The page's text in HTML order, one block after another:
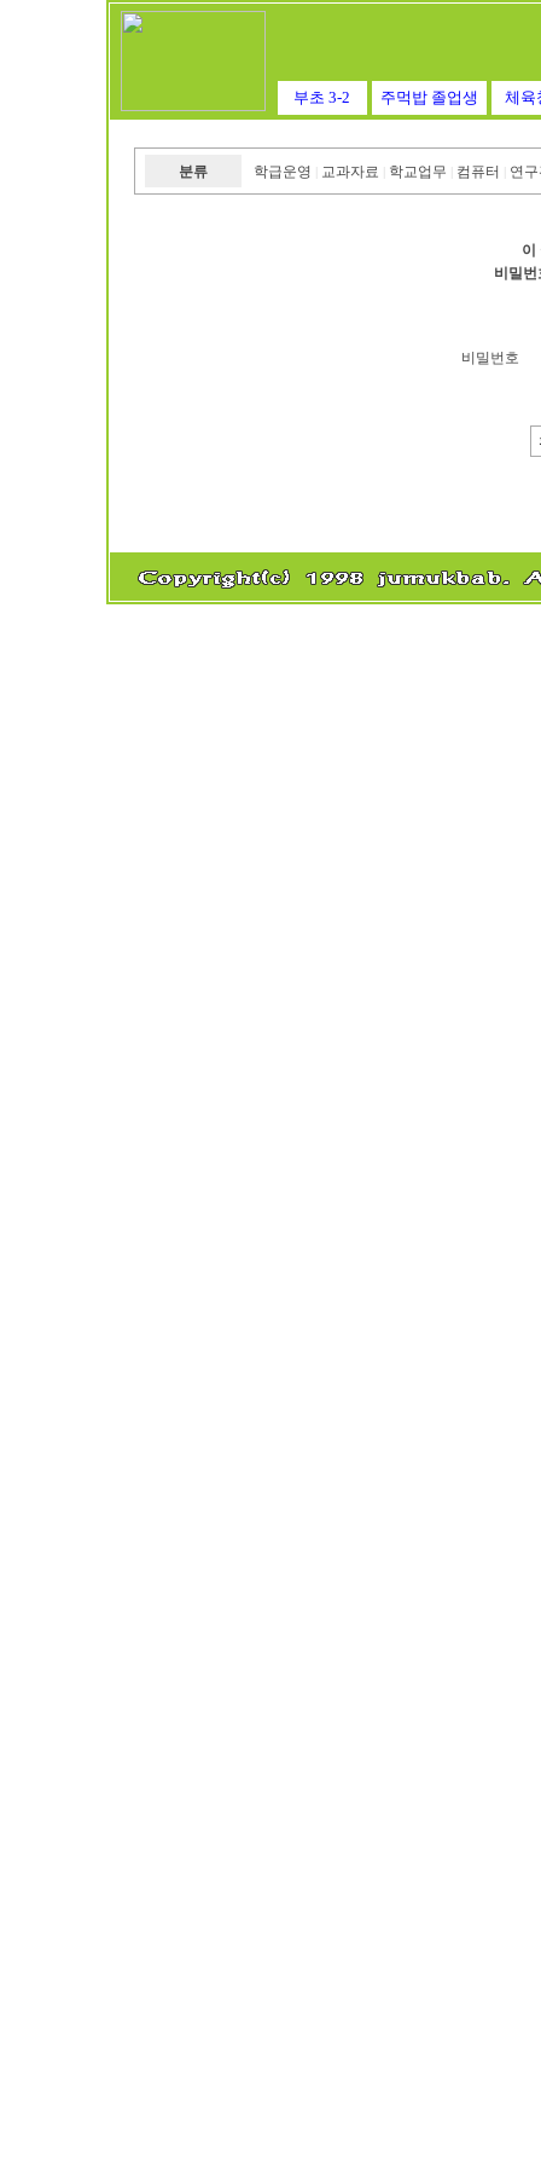
부초 3-2 주먹밥 졸업생 체육
분류 학급운영 교과자료 학교업무 컴퓨터 연
이
비밀
비밀번호